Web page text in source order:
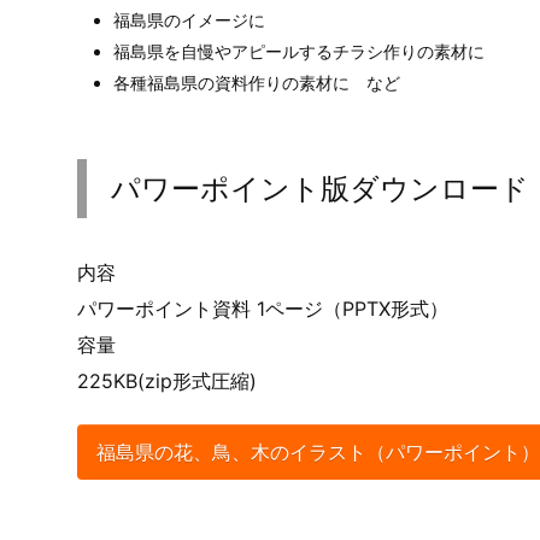
福島県のイメージに
福島県を自慢やアピールするチラシ作りの素材に
各種福島県の資料作りの素材に など
パワーポイント版ダウンロード
内容
パワーポイント資料 1ページ（PPTX形式）
容量
225KB(zip形式圧縮)
福島県の花、鳥、木のイラスト（パワーポイント